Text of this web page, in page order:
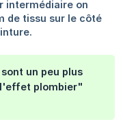
un peu plus
plombier"